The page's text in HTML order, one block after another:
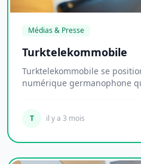
Médias & Presse
Turktelekommobile
Turktelekommobile se
numérique germanophone
T il y a 3 mois